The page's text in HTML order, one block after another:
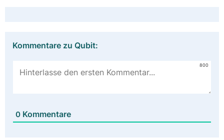
Kommentare zu Qubit:
800
0 Kommentare